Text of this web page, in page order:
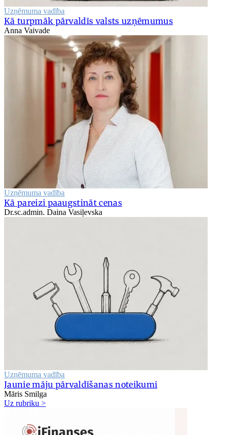
Uzņēmuma vadība
Kā turpmāk pārvaldīs valsts uzņēmumus
Anna Vaivade
Uzņēmuma vadība
Kā pareizi paaugstināt cenas
Dr.sc.admin. Daina Vasiļevska
Uzņēmuma vadība
Jaunie māju pārvaldīšanas noteikumi
Māris Smilga
Uz rubriku >